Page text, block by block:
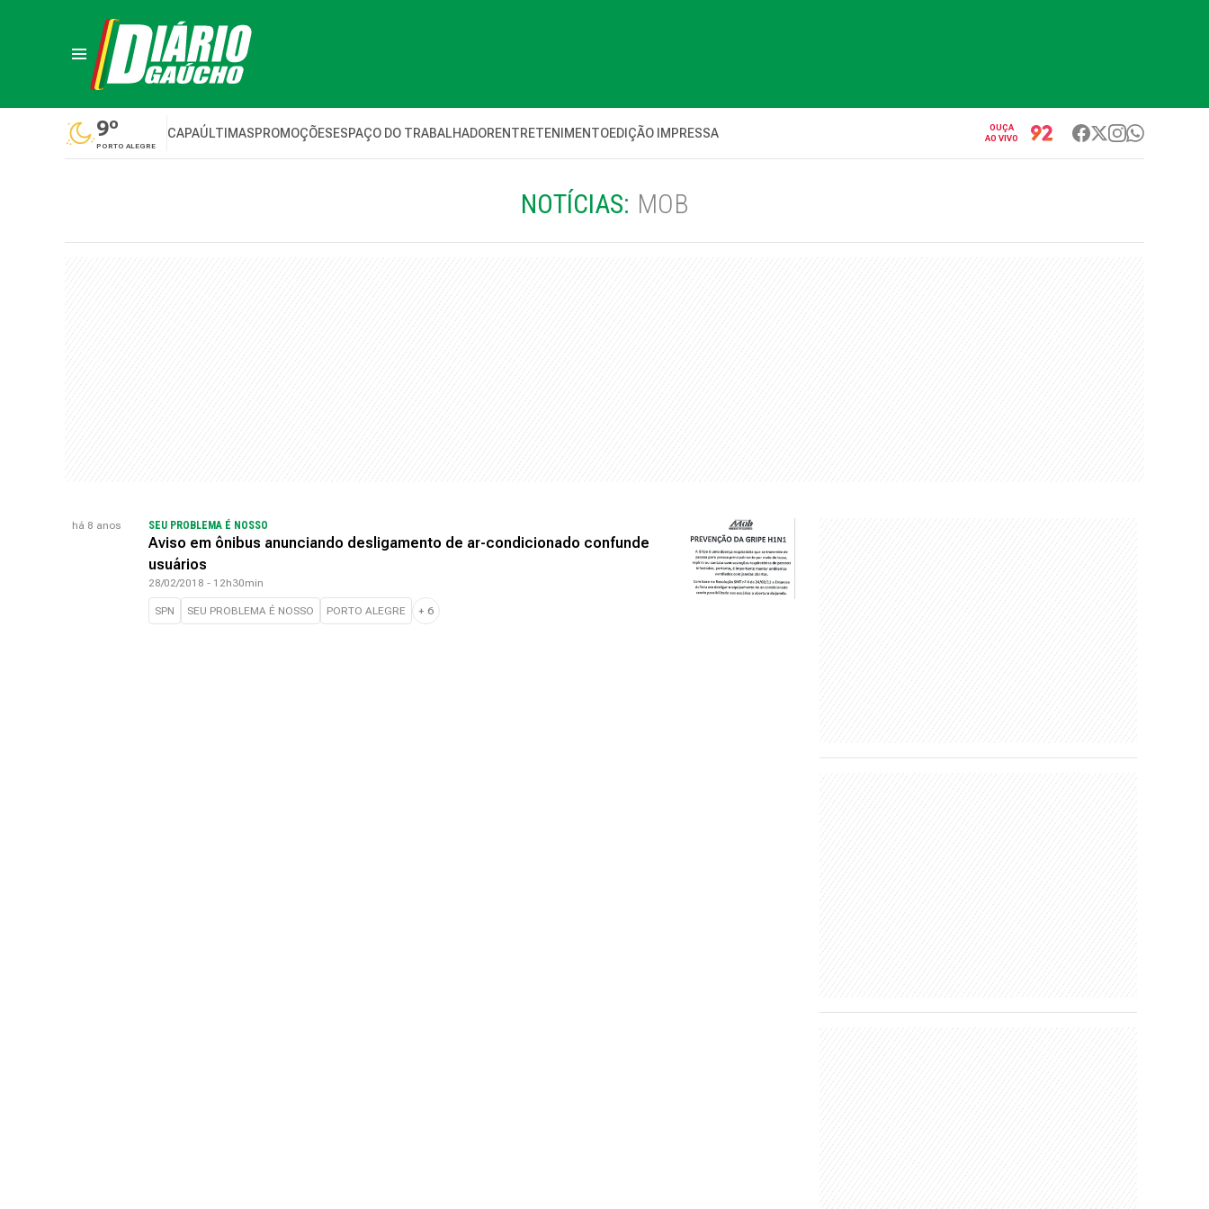
9º
PORTO ALEGRE
CAPAÚLTIMASPROMOÇÕESESPAÇO DO TRABALHADORENTRETENIMENTOEDIÇÃO IMPRESSA
OUÇA
AO VIVO
NOTÍCIAS: MOB
há 8 anos SEU PROBLEMA É NOSSO
Aviso em ônibus anunciando desligamento de ar-condicionado confunde
usuários
28/02/2018 - 12h30min
SPN SEU PROBLEMA É NOSSO PORTO ALEGRE + 6